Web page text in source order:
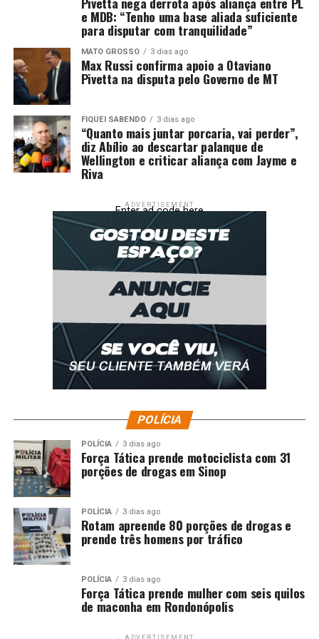
cobrança, ampliando a vantagem rubro-negra para 2 a
Com o Bragantino tentando reagir e se abrindo mais em
campo, o Flamengo aproveitou os espaços para
sacramentar a vitória. Aos 26 minutos, Bruno Henrique
foi lançado em profundidade, invadiu a área e finalizou
sem chances para Cleiton, marcando o terceiro gol e
garantindo a tranquilidade. Com a vitória encaminhada,
o Flamengo administrou o resultado, controlando a
mais três pontos cruciais na corrida pelo título.
Próximos desafios
Flamengo:
Adversário:Atlético-MG (36ª rodada do
Campeonato Brasileiro)
Data e Horário:25 de novembro (terça-feira), às
21h30 (de Brasília)
Local:Arena MRV, em Belo Horizonte
Adversário: Fortaleza (36ª rodada do
Campeonato Brasileiro)
Data e Horário:
às 19h (de Brasília)
Local:Estádio Cícero de Souza Marques, em
Bragança Paulista
FICHA TÉCNICA
Flamengo 3 x 0 Bragantino
e MDB: “Tenho uma base aliada suficiente
para disputar com tranquilidade”
MATO GROSSO 3 dias ago
Max Russi confirma apoio a Otaviano
Pivetta na disputa pelo Governo de MT
FIQUEI SABENDO 3 dias ago
“Quanto mais juntar porcaria, vai perder”,
diz Abílio ao descartar palanque de
Wellington e criticar aliança com Jayme e
Riva
ADVERTISEMENT
Enter ad code here
POLÍCIA
POLÍCIA 3 dias ago
Força Tática prende motociclista com 31
porções de drogas em Sinop
POLÍCIA 3 dias ago
Rotam apreende 80 porções de drogas e
prende três homens por tráfico
POLÍCIA 3 dias ago
Força Tática prende mulher com seis quilos
de maconha em Rondonópolis
ADVERTISEMENT